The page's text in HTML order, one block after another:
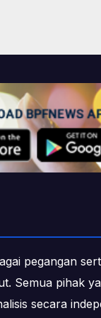
pegangan
Semua pihak
secara